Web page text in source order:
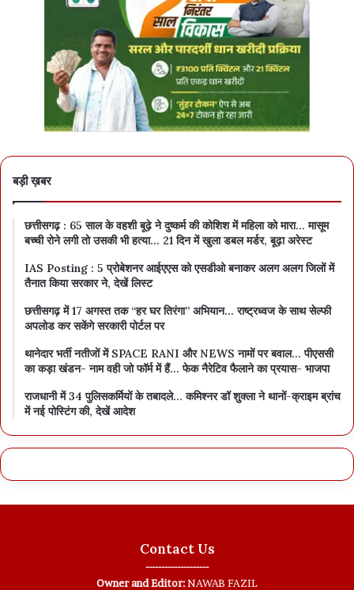
बड़ी ख़बर
छत्तीसगढ़ : 65 साल के वहशी बूढ़े ने दुष्कर्म की कोशिश में महिला को मारा… मासूम
बच्ची रोने लगी तो उसकी भी हत्या… 21 दिन में खुला डबल मर्डर, बूढ़ा अरेस्ट
IAS Posting : 5 प्रोबेशनर आईएएस को एसडीओ बनाकर अलग अलग जिलों में
तैनात किया सरकार ने, देखें लिस्ट
छत्तीसगढ़ में 17 अगस्त तक “हर घर तिरंगा” अभियान… राष्ट्रध्वज के साथ सेल्फी
अपलोड कर सकेंगे सरकारी पोर्टल पर
थानेदार भर्ती नतीजों में SPACE RANI और NEWS नामों पर बवाल… पीएससी
का कड़ा खंडन- नाम वही जो फॉर्म में हैं… फेक नैरेटिव फैलाने का प्रयास- भाजपा
राजधानी में 34 पुलिसकर्मियों के तबादले… कमिश्नर डॉ शुक्ला ने थानों-क्राइम ब्रांच
में नई पोस्टिंग की, देखें आदेश
Contact Us
--------------------
Owner and Editor:NAWAB FAZIL